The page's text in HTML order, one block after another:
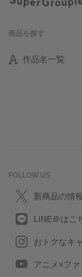
商品を探す
作品名一覧
FOLLOW US
新商品の情
LINE＠はこ
おトクなキ
アニメ×フ